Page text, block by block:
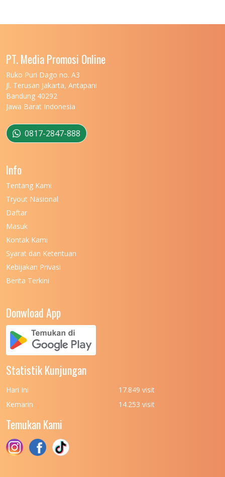
UNIVERSITAS MALIKUSSALEH
UNIVERSITAS MARITIM RAJA ALI HAJI
UNIVERSITAS MATARAM
UNIVERSITAS MULAWARMAN
UNIVERSITAS MUSAMUS
UNIVERSITAS NEGERI KHAIRUN
UNIVERSITAS NEGERI MANADO
UNIVERSITAS NEGERI MEDAN
UNIVERSITAS NEGERI PADANG
UNIVERSITAS NUSA CENDANA
UNIVERSITAS PADJADJARAN
UNIVERSITAS PATTIMURA
(UPN) VETERAN JAKARTA
UNIVERSITAS PEMBANGUNAN NASIONAL
(UPN) VETERAN JAWA TIMUR
UNIVERSITAS PEMBANGUNAN NASIONAL
PT. Media Promosi Online
Ruko Puri Dago no. A3
Jl. Terusan Jakarta, Antapani
Bandung 40292
Jawa Barat Indonesia
0817-2847-888
Info
Tentang Kami
Tryout Nasional
Daftar
Masuk
Kontak Kami
Syarat dan Ketentuan
Kebijakan Privasi
Berita Terkini
Donwload App
Statistik Kunjungan
Hari Ini
17.849 visit
Kemarin
14.253 visit
Temukan Kami